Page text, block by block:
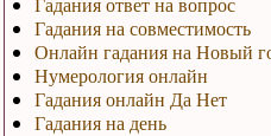
Гадания на совместимость
Онлайн гадания на Новый
Нумерология онлайн
Гадания онлайн Да Нет
Гадания на день